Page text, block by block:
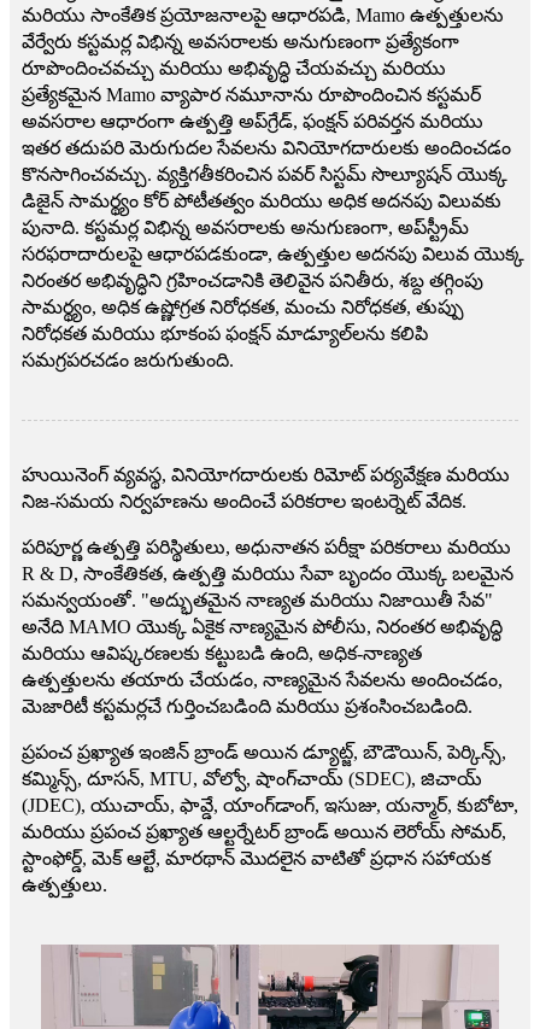
మరియు సాంకేతిక ప్రయోజనాలపై ఆధారపడి, Mamo ఉత్పత్తులను
వేర్వేరు కస్టమర్ల విభిన్న అవసరాలకు అనుగుణంగా ప్రత్యేకంగా
రూపొందించవచ్చు మరియు అభివృద్ధి చేయవచ్చు మరియు
ప్రత్యేకమైన Mamo వ్యాపార నమూనాను రూపొందించిన కస్టమర్
అవసరాల ఆధారంగా ఉత్పత్తి అప్‌గ్రేడ్, ఫంక్షన్ పరివర్తన మరియు
ఇతర తదుపరి మెరుగుదల సేవలను వినియోగదారులకు అందించడం
కొనసాగించవచ్చు. వ్యక్తిగతీకరించిన పవర్ సిస్టమ్ సొల్యూషన్ యొక్క
డిజైన్ సామర్థ్యం కోర్ పోటీతత్వం మరియు అధిక అదనపు విలువకు
పునాది. కస్టమర్ల విభిన్న అవసరాలకు అనుగుణంగా, అప్‌స్ట్రీమ్
సరఫరాదారులపై ఆధారపడకుండా, ఉత్పత్తుల అదనపు విలువ యొక్క
నిరంతర అభివృద్ధిని గ్రహించడానికి తెలివైన పనితీరు, శబ్ద తగ్గింపు
సామర్థ్యం, ​​అధిక ఉష్ణోగ్రత నిరోధకత, మంచు నిరోధకత, తుప్పు
నిరోధకత మరియు భూకంప ఫంక్షన్ మాడ్యూల్‌లను కలిపి
సమగ్రపరచడం జరుగుతుంది.
హుయినెంగ్ వ్యవస్థ, వినియోగదారులకు రిమోట్ పర్యవేక్షణ మరియు
నిజ-సమయ నిర్వహణను అందించే పరికరాల ఇంటర్నెట్ వేదిక.
పరిపూర్ణ ఉత్పత్తి పరిస్థితులు, అధునాతన పరీక్షా పరికరాలు మరియు
R & D, సాంకేతికత, ఉత్పత్తి మరియు సేవా బృందం యొక్క బలమైన
సమన్వయంతో. "అద్భుతమైన నాణ్యత మరియు నిజాయితీ సేవ"
అనేది MAMO యొక్క ఏకైక నాణ్యమైన పోలీసు, నిరంతర అభివృద్ధి
మరియు ఆవిష్కరణలకు కట్టుబడి ఉంది, అధిక-నాణ్యత
ఉత్పత్తులను తయారు చేయడం, నాణ్యమైన సేవలను అందించడం,
మెజారిటీ కస్టమర్లచే గుర్తించబడింది మరియు ప్రశంసించబడింది.
ప్రపంచ ప్రఖ్యాత ఇంజిన్ బ్రాండ్ అయిన డ్యూట్జ్, బౌడౌయిన్, పెర్కిన్స్,
కమ్మిన్స్, దూసన్, MTU, వోల్వో, షాంగ్‌చాయ్ (SDEC), జిచాయ్
(JDEC), యుచాయ్, ఫావ్డే, యాంగ్‌డాంగ్, ఇసుజు, యన్మార్, కుబోటా,
మరియు ప్రపంచ ప్రఖ్యాత ఆల్టర్నేటర్ బ్రాండ్ అయిన లెరోయ్ సోమర్,
స్టాంఫోర్డ్, మెక్ ఆల్టే, మారథాన్ మొదలైన వాటితో ప్రధాన సహాయక
ఉత్పత్తులు.